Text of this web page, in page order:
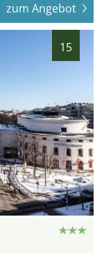
zum Angebot
15